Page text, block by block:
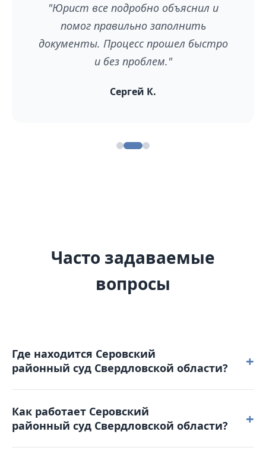
"Юрист все подробно объяснил и
помог правильно заполнить
документы. Процесс прошел быстро
и без проблем."
Сергей К.
Часто задаваемые
вопросы
Где находится Серовский
районный суд Свердловской области?
+
расположен по адресу: 624992, Свердловская
область, г. Серов, ул. Кирова, д. 1.
Как работает Серовский
районный суд Свердловской области?
+